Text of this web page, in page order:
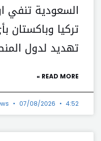
السعودية تنفي
تركيا وباكستان
تهديد لدول
READ MORE »
07/08/2026 4:52 م